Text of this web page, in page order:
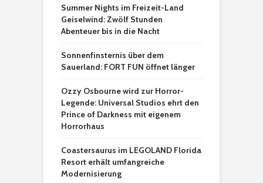
Summer Nights im Freizeit-Land
Geiselwind: Zwölf Stunden
Abenteuer bis in die Nacht
Sonnenfinsternis über dem
Sauerland: FORT FUN öffnet länger
Ozzy Osbourne wird zur Horror-
Legende: Universal Studios ehrt den
Prince of Darkness mit eigenem
Horrorhaus
Coastersaurus im LEGOLAND Florida
Resort erhält umfangreiche
Modernisierung